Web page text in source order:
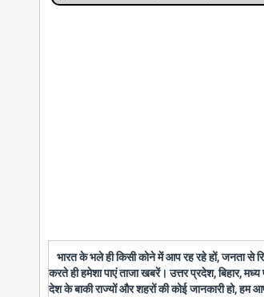
भारत के भले ही किसी कोने में आप रह रहे हों, जनता से
करते ही हमेशा पाएं ताजा खबरें। उत्तर प्रदेश, बिहार,
देश के बाकी राज्यों और शहरों की कोई जानकारी हो,